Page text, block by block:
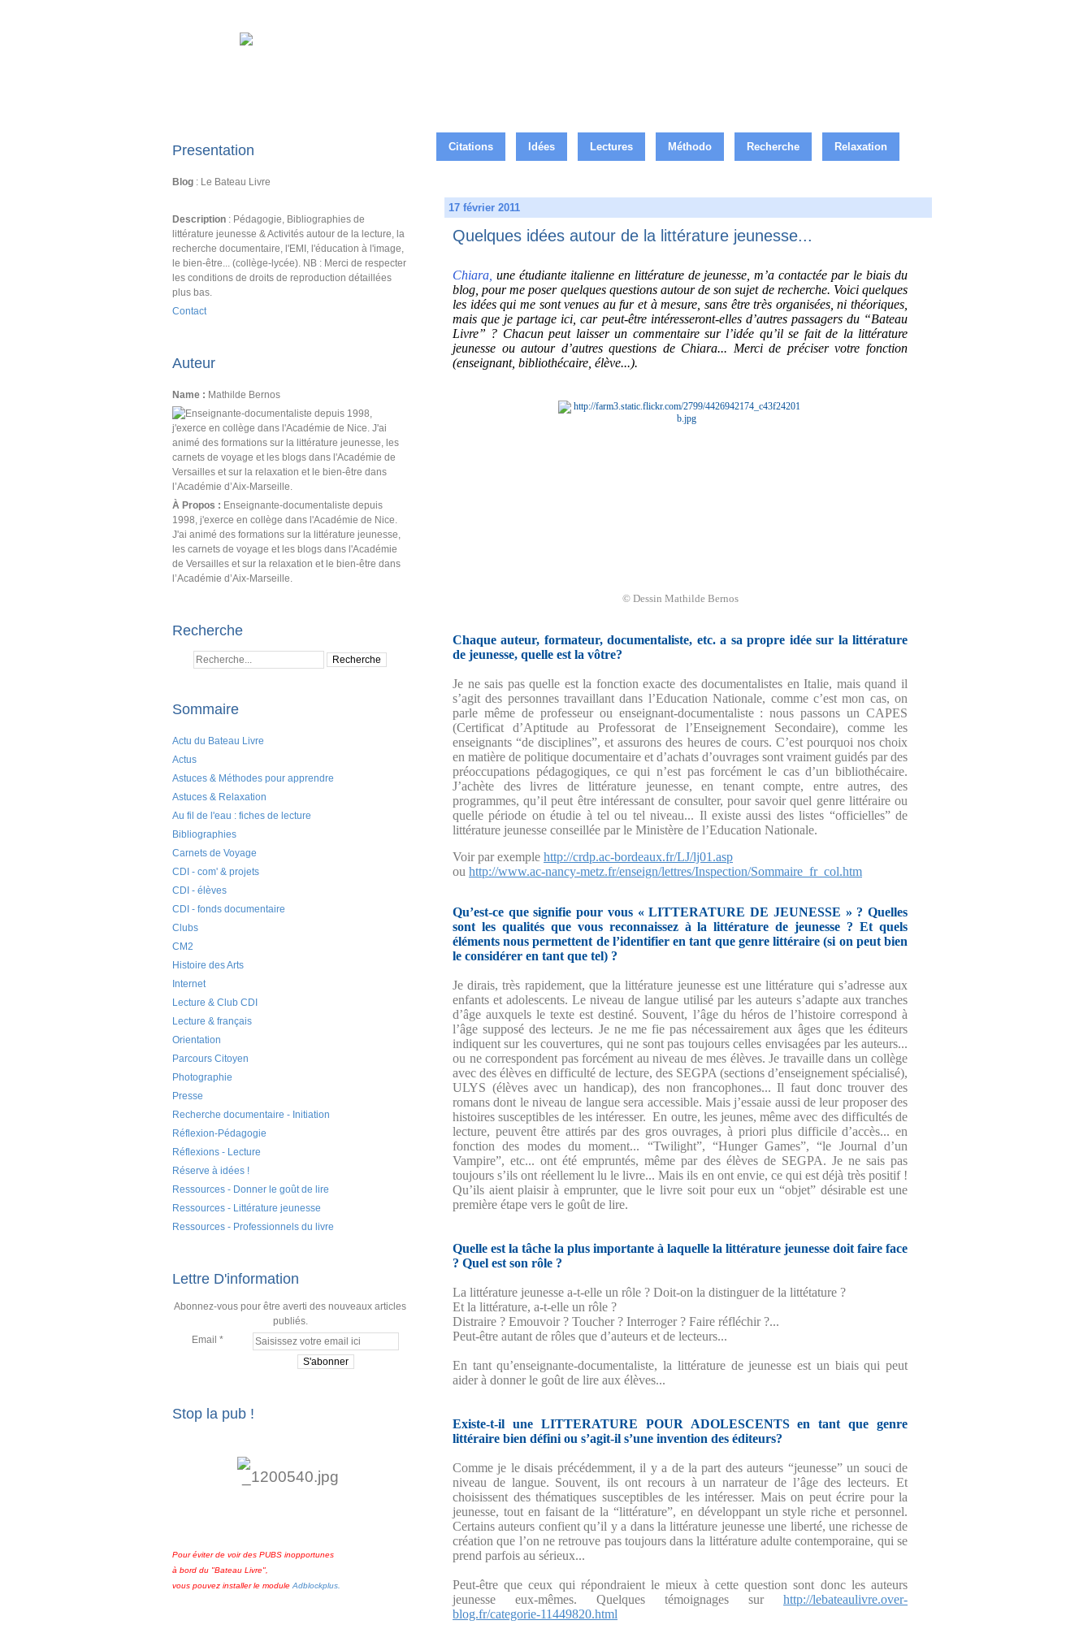
Presentation
Blog : Le Bateau Livre
Description : Pédagogie, Bibliographies de
littérature jeunesse & Activités autour de la lecture, la
recherche documentaire, l'EMI, l'éducation à l'image,
le bien-être... (collège-lycée). NB : Merci de respecter
les conditions de droits de reproduction détaillées
plus bas.
Contact
Auteur
Name : Mathilde Bernos
À Propos : Enseignante-documentaliste depuis
1998, j'exerce en collège dans l'Académie de Nice.
J'ai animé des formations sur la littérature jeunesse,
les carnets de voyage et les blogs dans l'Académie
de Versailles et sur la relaxation et le bien-être dans
l’Académie d’Aix-Marseille.
Recherche
Sommaire
Actu du Bateau Livre
Actus
Astuces & Méthodes pour apprendre
Astuces & Relaxation
Au fil de l'eau : fiches de lecture
Bibliographies
Carnets de Voyage
CDI - com' & projets
CDI - élèves
CDI - fonds documentaire
Clubs
CM2
Histoire des Arts
Internet
Lecture & Club CDI
Lecture & français
Orientation
Parcours Citoyen
Photographie
Presse
Recherche documentaire - Initiation
Réflexion-Pédagogie
Réflexions - Lecture
Réserve à idées !
Ressources - Donner le goût de lire
Ressources - Littérature jeunesse
Ressources - Professionnels du livre
Lettre D'information
Abonnez-vous pour être averti des nouveaux articles
publiés.
Email
Stop la pub !
Pour éviter de voir des PUBS inopportunes
à bord du "Bateau Livre",
vous pouvez installer le module Adblockplus.
Citations Idées Lectures Méthodo Recherche Relaxation
17 février 2011
Quelques idées autour de la littérature jeunesse...
Chiara, une étudiante italienne en littérature de jeunesse, m’a contactée par le biais du
blog, pour me poser quelques questions autour de son sujet de recherche. Voici quelques
les idées qui me sont venues au fur et à mesure, sans être très organisées, ni théoriques,
mais que je partage ici, car peut-être intéresseront-elles d’autres passagers du “Bateau
Livre” ? Chacun peut laisser un commentaire sur l’idée qu’il se fait de la littérature
jeunesse ou autour d’autres questions de Chiara... Merci de préciser votre fonction
(enseignant, bibliothécaire, élève...).
© Dessin Mathilde Bernos
Chaque auteur, formateur, documentaliste, etc. a sa propre idée sur la littérature
de jeunesse, quelle est la vôtre?
Je ne sais pas quelle est la fonction exacte des documentalistes en Italie, mais quand il
s’agit des personnes travaillant dans l’Education Nationale, comme c’est mon cas, on
parle même de professeur ou enseignant-documentaliste : nous passons un CAPES
(Certificat d’Aptitude au Professorat de l’Enseignement Secondaire), comme les
enseignants “de disciplines”, et assurons des heures de cours. C’est pourquoi nos choix
en matière de politique documentaire et d’achats d’ouvrages sont vraiment guidés par des
préoccupations pédagogiques, ce qui n’est pas forcément le cas d’un bibliothécaire.
J’achète des livres de littérature jeunesse, en tenant compte, entre autres, des
programmes, qu’il peut être intéressant de consulter, pour savoir quel genre littéraire ou
quelle période on étudie à tel ou tel niveau... Il existe aussi des listes “officielles” de
littérature jeunesse conseillée par le Ministère de l’Education Nationale.
Voir par exemple http://crdp.ac-bordeaux.fr/LJ/lj01.asp
ou http://www.ac-nancy-metz.fr/enseign/lettres/Inspection/Sommaire_fr_col.htm
Qu’est-ce que signifie pour vous « LITTERATURE DE JEUNESSE » ? Quelles
sont les qualités que vous reconnaissez à la littérature de jeunesse ? Et quels
éléments nous permettent de l’identifier en tant que genre littéraire (si on peut bien
le considérer en tant que tel) ?
Je dirais, très rapidement, que la littérature jeunesse est une littérature qui s’adresse aux
enfants et adolescents. Le niveau de langue utilisé par les auteurs s’adapte aux tranches
d’âge auxquels le texte est destiné. Souvent, l’âge du héros de l’histoire correspond à
l’âge supposé des lecteurs. Je ne me fie pas nécessairement aux âges que les éditeurs
indiquent sur les couvertures, qui ne sont pas toujours celles envisagées par les auteurs...
ou ne correspondent pas forcément au niveau de mes élèves. Je travaille dans un collège
avec des élèves en difficulté de lecture, des SEGPA (sections d’enseignement spécialisé),
ULYS (élèves avec un handicap), des non francophones... Il faut donc trouver des
romans dont le niveau de langue sera accessible. Mais j’essaie aussi de leur proposer des
histoires susceptibles de les intéresser. En outre, les jeunes, même avec des difficultés de
lecture, peuvent être attirés par des gros ouvrages, à priori plus difficile d’accès... en
fonction des modes du moment... “Twilight”, “Hunger Games”, “le Journal d’un
Vampire”, etc... ont été empruntés, même par des élèves de SEGPA. Je ne sais pas
toujours s’ils ont réellement lu le livre... Mais ils en ont envie, ce qui est déjà très positif !
Qu’ils aient plaisir à emprunter, que le livre soit pour eux un “objet” désirable est une
première étape vers le goût de lire.
Quelle est la tâche la plus importante à laquelle la littérature jeunesse doit faire face
? Quel est son rôle ?
La littérature jeunesse a-t-elle un rôle ? Doit-on la distinguer de la littétature ?
Et la littérature, a-t-elle un rôle ?
Distraire ? Emouvoir ? Toucher ? Interroger ? Faire réfléchir ?...
Peut-être autant de rôles que d’auteurs et de lecteurs...
En tant qu’enseignante-documentaliste, la littérature de jeunesse est un biais qui peut
aider à donner le goût de lire aux élèves...
Existe-t-il une LITTERATURE POUR ADOLESCENTS en tant que genre
littéraire bien défini ou s’agit-il s’une invention des éditeurs?
Comme je le disais précédemment, il y a de la part des auteurs “jeunesse” un souci de
niveau de langue. Souvent, ils ont recours à un narrateur de l’âge des lecteurs. Et
choisissent des thématiques susceptibles de les intéresser. Mais on peut écrire pour la
jeunesse, tout en faisant de la “littérature”, en développant un style riche et personnel.
Certains auteurs confient qu’il y a dans la littérature jeunesse une liberté, une richesse de
création que l’on ne retrouve pas toujours dans la littérature adulte contemporaine, qui se
prend parfois au sérieux...
Peut-être que ceux qui répondraient le mieux à cette question sont donc les auteurs
jeunesse eux-mêmes. Quelques témoignages sur http://lebateaulivre.over-
blog.fr/categorie-11449820.html